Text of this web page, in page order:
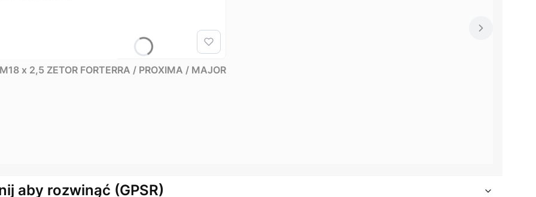
x 2,5 ZETOR FORTERRA / PROXIMA / MAJOR
aby rozwinąć (GPSR)